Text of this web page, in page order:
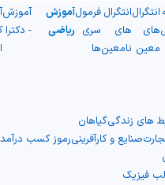
انتگرال
های
معین
انتگرال
های
نامعین
فرمول
سری
ها
آموزش
ریاضی
آموزش
- دکترا
های زندگیگیاهان
صنایع و کارآفرینیرموز کسب درآمد
فیزیک